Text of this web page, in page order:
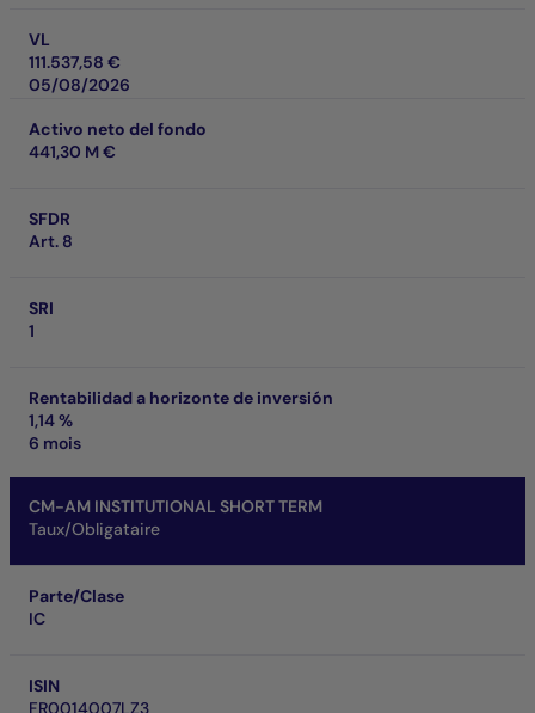
VL
111.537,58 €
05/08/2026
Activo neto del fondo
441,30 M €
SFDR
Art. 8
SRI
1
Rentabilidad a horizonte de inversión
1,14 %
6 mois
CM-AM INSTITUTIONAL SHORT TERM
Taux/Obligataire
Parte/Clase
IC
ISIN
FR0014007LZ3